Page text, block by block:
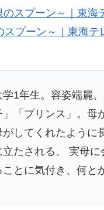
スプーン～｜東海テ
1年生。容姿端麗
「プリンス」。母
してくれたように
たされる。 実母
とに気付き、何と